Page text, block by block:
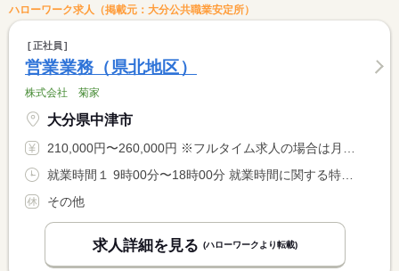
ハローワーク求人（掲載元：大分公共職業安定所）
正社員
営業業務（県北地区）
株式会社 菊家
大分県中津市
210,000円〜260,000円 ※フルタイム求人の場合は月額（換算額）、パート求人の場合は時間額を表示しています。
その他
求人詳細を見る (ハローワークより転載)